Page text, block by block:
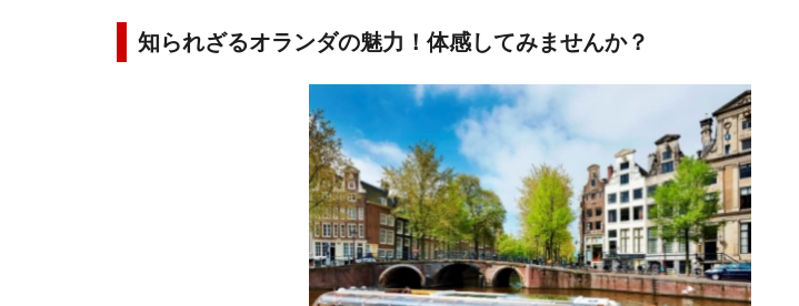
知られざるオランダの魅力！体感してみませんか？